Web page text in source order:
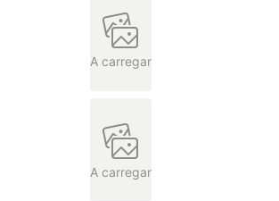
A carregar
A carregar